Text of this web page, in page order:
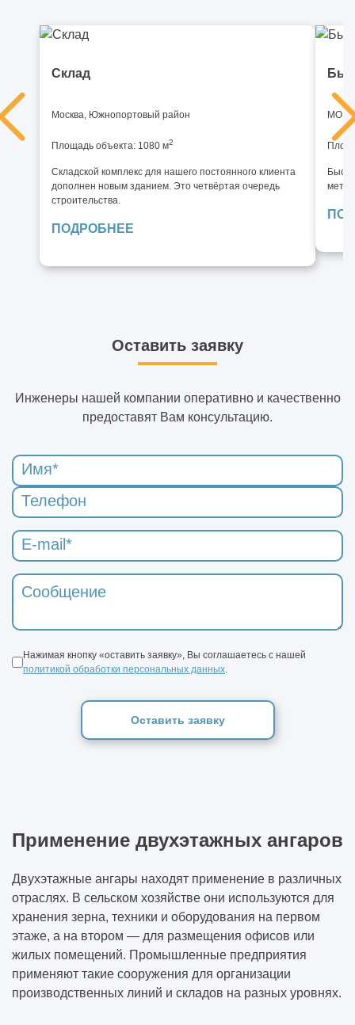
Склад
Москва, Южнопортовый район
Площадь объекта: 1080 м2
Складской комплекс для нашего постоянного клиента
дополнен новым зданием. Это четвёртая очередь
строительства.
ПОДРОБНЕЕ
МО,
Оставить заявку
Инженеры нашей компании оперативно и качественно
предоставят Вам консультацию.
Нажимая кнопку «оставить заявку», Вы соглашаетесь с нашей
политикой обработки персональных данных
Оставить заявку
Применение двухэтажных ангаров
Двухэтажные ангары находят применение в различных
отраслях. В сельском хозяйстве они используются для
хранения зерна, техники и оборудования на первом
этаже, а на втором — для размещения офисов или
жилых помещений. Промышленные предприятия
применяют такие сооружения для организации
производственных линий и складов на разных уровнях.